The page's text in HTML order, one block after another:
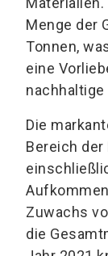
Menge der
Tonnen,
eine
Die
Bereich
Zuwachs
die